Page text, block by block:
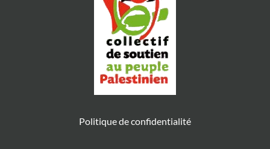
Politique de confidentialité